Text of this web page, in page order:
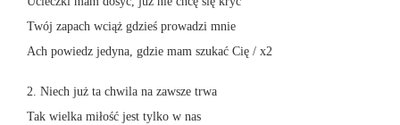
Twój zapach wciąż gdzieś prowadzi mnie
Ach powiedz jedyna, gdzie mam szukać Cię / x2
2. Niech już ta chwila na zawsze trwa
Tak wielka miłość jest tylko w nas